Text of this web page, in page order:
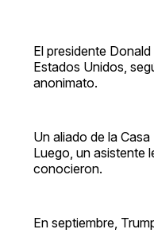
El presidente
Estados Unidos,
anonimato.
Un aliado de la
Luego, un asistente
conocieron.
En septiembre,